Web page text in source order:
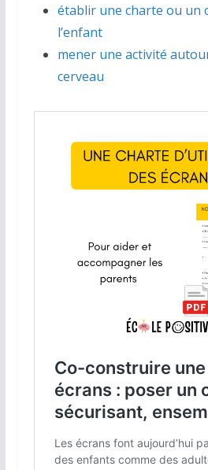
établir une charte ou un
l’enfant
mener une activité
cerveau